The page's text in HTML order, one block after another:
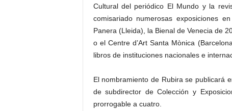
Cultural del periódico El Mundo y la
comisariado numerosas exposiciones
Panera (Lleida), la Bienal de Venecia de
o el Centre d’Art Santa Mònica
libros de instituciones nacionales e
El nombramiento de Rubira se publicará
de subdirector de Colección y
prorrogable a cuatro.